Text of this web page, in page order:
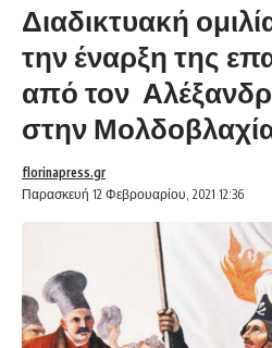
Διαδικτυακή
την έναρξη της
από τον
στην
Παρασκευή 12 Φεβρουαρίου, 2021 12:36
florinapress.gr